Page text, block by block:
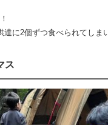
達に2個ずつ食べられてしま
ス